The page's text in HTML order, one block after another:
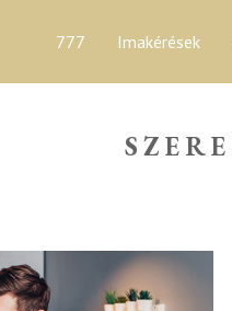
777 Imakérések